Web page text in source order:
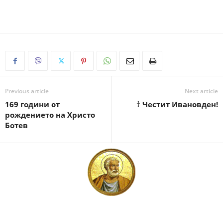
Previous article
169 години от
рождението на Христо
Ботев
Next article
† Честит Ивановден!